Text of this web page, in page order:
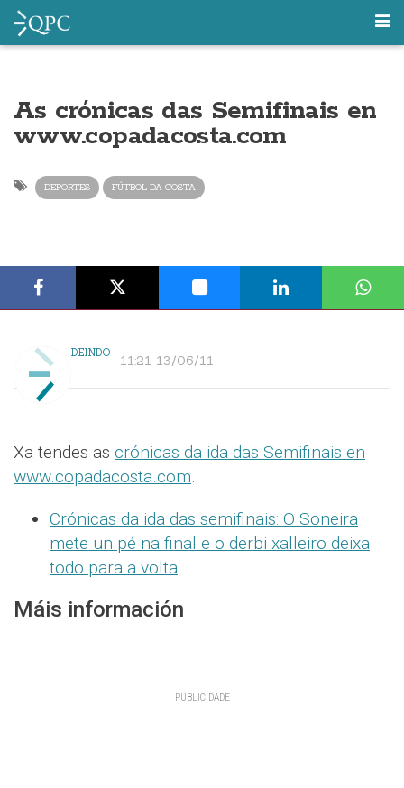
As crónicas das Semifinais en
www.copadacosta.com
DEPORTES FÚTBOL DA COSTA
DEINDO 11:21 13/06/11
Xa tendes as crónicas da ida das Semifinais en
www.copadacosta.com.
Crónicas da ida das semifinais: O Soneira
mete un pé na final e o derbi xalleiro deixa
todo para a volta.
Máis información